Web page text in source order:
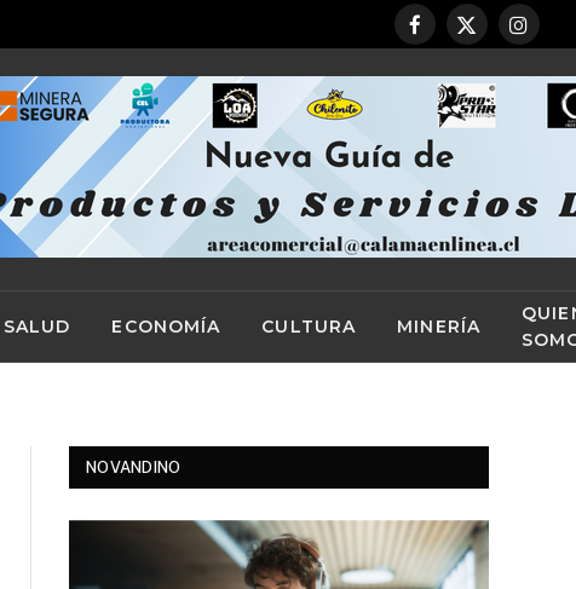
Facebook
X
SALUD ECONOMÍA CULTURA MINERÍA
NOVANDINO